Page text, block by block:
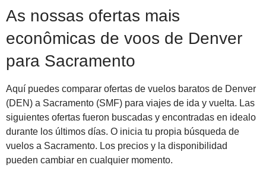
As nossas ofertas mais
econômicas de voos de Denver
para Sacramento
Aquí puedes comparar ofertas de vuelos baratos de Denver
(DEN) a Sacramento (SMF) para viajes de ida y vuelta. Las
siguientes ofertas fueron buscadas y encontradas en idealo
durante los últimos días. O inicia tu propia búsqueda de
vuelos a Sacramento. Los precios y la disponibilidad
pueden cambiar en cualquier momento.